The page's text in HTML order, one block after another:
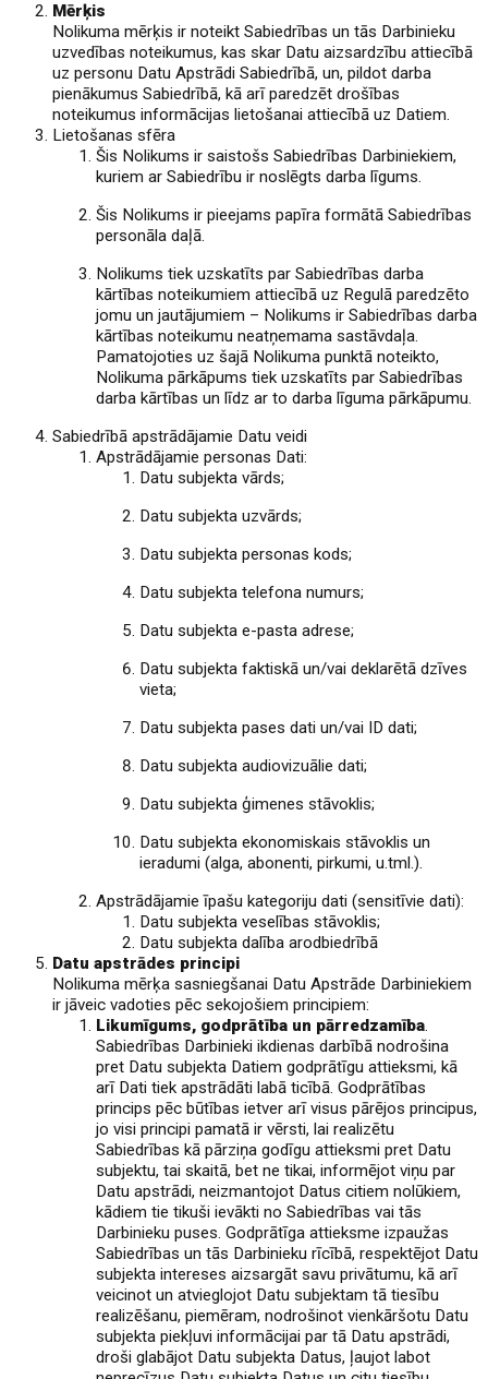
Mērķis
Nolikuma mērķis ir noteikt Sabiedrības un tās Darbinieku
uzvedības noteikumus, kas skar Datu aizsardzību attiecībā
uz personu Datu Apstrādi Sabiedrībā, un, pildot darba
pienākumus Sabiedrībā, kā arī paredzēt drošības
noteikumus informācijas lietošanai attiecībā uz Datiem.
Lietošanas sfēra
Šis Nolikums ir saistošs Sabiedrības Darbiniekiem,
kuriem ar Sabiedrību ir noslēgts darba līgums.
Šis Nolikums ir pieejams papīra formātā Sabiedrības
personāla daļā.
Nolikums tiek uzskatīts par Sabiedrības darba
kārtības noteikumiem attiecībā uz Regulā paredzēto
jomu un jautājumiem – Nolikums ir Sabiedrības darba
kārtības noteikumu neatņemama sastāvdaļa.
Pamatojoties uz šajā Nolikuma punktā noteikto,
Nolikuma pārkāpums tiek uzskatīts par Sabiedrības
darba kārtības un līdz ar to darba līguma pārkāpumu.
Sabiedrībā apstrādājamie Datu veidi
Apstrādājamie personas Dati:
Datu subjekta vārds;
Datu subjekta uzvārds;
Datu subjekta personas kods;
Datu subjekta telefona numurs;
Datu subjekta e-pasta adrese;
Datu subjekta faktiskā un/vai deklarētā dzīves
vieta;
Datu subjekta pases dati un/vai ID dati;
Datu subjekta audiovizuālie dati;
Datu subjekta ģimenes stāvoklis;
Datu subjekta ekonomiskais stāvoklis un
ieradumi (alga, abonenti, pirkumi, u.tml.).
Apstrādājamie īpašu kategoriju dati (sensitīvie dati):
Datu subjekta veselības stāvoklis;
Datu subjekta dalība arodbiedrībā
Datu apstrādes principi
Nolikuma mērķa sasniegšanai Datu Apstrāde Darbiniekiem
ir jāveic vadoties pēc sekojošiem principiem:
Likumīgums, godprātība un pārredzamība.
Sabiedrības Darbinieki ikdienas darbībā nodrošina
pret Datu subjekta Datiem godprātīgu attieksmi, kā
arī Dati tiek apstrādāti labā ticībā. Godprātības
princips pēc būtības ietver arī visus pārējos principus,
jo visi principi pamatā ir vērsti, lai realizētu
Sabiedrības kā pārziņa godīgu attieksmi pret Datu
subjektu, tai skaitā, bet ne tikai, informējot viņu par
Datu apstrādi, neizmantojot Datus citiem nolūkiem,
kādiem tie tikuši ievākti no Sabiedrības vai tās
Darbinieku puses. Godprātīga attieksme izpaužas
Sabiedrības un tās Darbinieku rīcībā, respektējot Datu
subjekta intereses aizsargāt savu privātumu, kā arī
veicinot un atvieglojot Datu subjektam tā tiesību
realizēšanu, piemēram, nodrošinot vienkāršotu Datu
subjekta piekļuvi informācijai par tā Datu apstrādi,
droši glabājot Datu subjekta Datus, ļaujot labot